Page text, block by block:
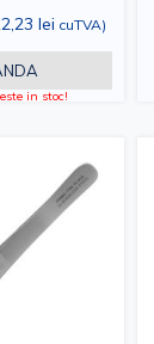
lei cuTVA)
in stoc!